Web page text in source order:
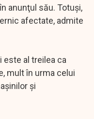
anunţul său. Totuşi,
afectate, admite
al treilea ca
mult în urma celui
şi